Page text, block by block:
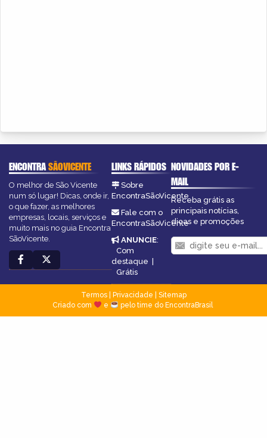
ENCONTRASÃOVICENTE
O melhor de São Vicente
num só lugar! Dicas, onde ir,
o que fazer, as melhores
empresas, locais, serviços e
muito mais no guia Encontra
SãoVicente.
LINKS RÁPIDOS
Sobre
EncontraSãoVicente
Fale com o
EncontraSãoVicente
ANUNCIE:
Com
destaque |
Grátis
NOVIDADES POR E-
MAIL
Receba grátis as
principais notícias,
dicas e promoções
Termos| Privacidade
Sitemap
Criado com
e pelo time do EncontraBrasil